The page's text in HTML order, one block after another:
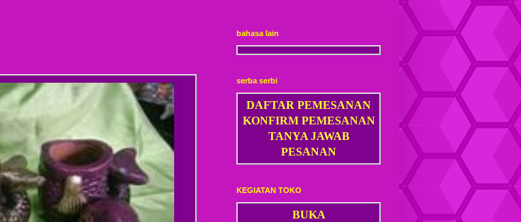
bahasa lain
serba serbi
DAFTAR PEMESANAN
KONFIRM PEMESANAN
TANYA JAWAB
PESANAN
KEGIATAN TOKO
BUKA